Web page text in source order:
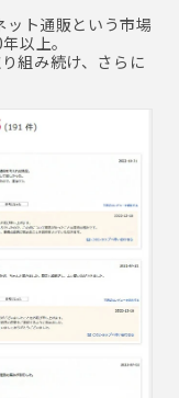
ト通販という市場
以上。
組み続け、さらに